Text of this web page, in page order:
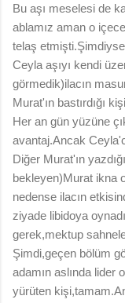
Bu aşı meselesi de
ablamız aman o
telaş
Ceyla aşıyı kendi
görmedik)ilacın
Murat'ın bastırdığı
Her an gün yüzüne
avantaj.Ancak
Diğer Murat'ın
bekleyen)Murat ikna
nedense ilacın
ziyade libidoya
gerek,mektup
Şimdi,geçen bölüm
adamın aslında lider
yürüten